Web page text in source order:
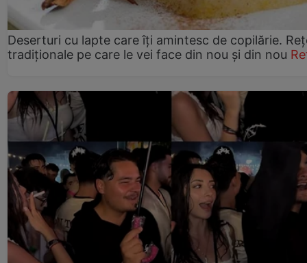
Deserturi cu lapte care îți amintesc de copilărie.
tradiționale pe care le vei face din nou și din nou